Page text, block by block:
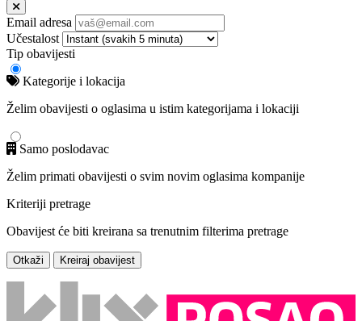
Email adresa
Učestalost
Tip obavijesti
Kategorije i lokacija
Želim obavijesti o oglasima u istim kategorijama i lokaciji
Samo poslodavac
Želim primati obavijesti o svim novim oglasima kompanije
Kriteriji pretrage
Obavijest će biti kreirana sa trenutnim filterima pretrage
Otkaži Kreiraj obavijest